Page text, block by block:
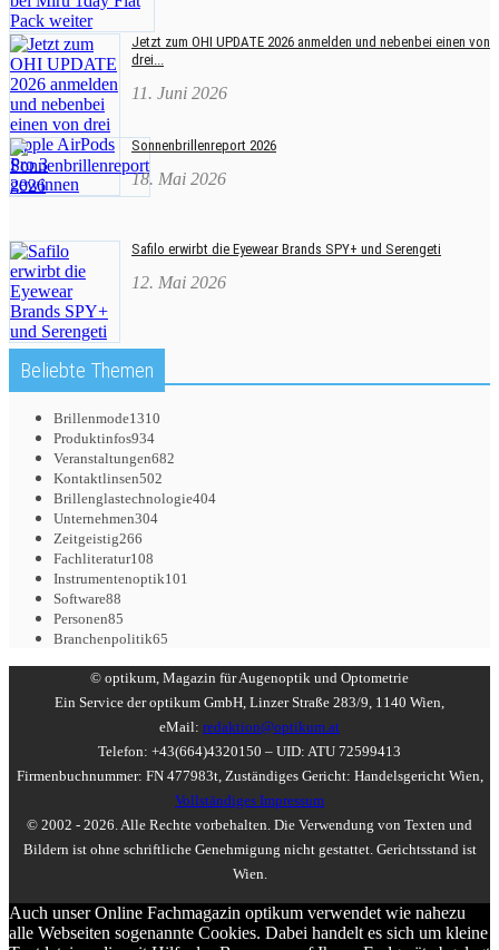
Jetzt zum OHI UPDATE 2026 anmelden und nebenbei einen von
drei...
11. Juni 2026
Sonnenbrillenreport 2026
18. Mai 2026
Safilo erwirbt die Eyewear Brands SPY+ und Serengeti
12. Mai 2026
Beliebte Themen
Brillenmode1310
Produktinfos934
Veranstaltungen682
Kontaktlinsen502
Brillenglastechnologie404
Unternehmen304
Zeitgeistig266
Fachliteratur108
Instrumentenoptik101
Software88
Personen85
Branchenpolitik65
© optikum, Magazin für Augenoptik und Optometrie
Ein Service der optikum GmbH, Linzer Straße 283/9, 1140 Wien,
eMail: redaktion@optikum.at
Telefon: +43(664)4320150 – UID: ATU 72599413
Firmenbuchnummer: FN 477983t, Zuständiges Gericht: Handelsgericht Wien,
Vollständiges Impressum
© 2002 - 2026. Alle Rechte vorbehalten. Die Verwendung von Texten und
Bildern ist ohne schriftliche Genehmigung nicht gestattet. Gerichtsstand ist
Wien.
Auch unser Online Fachmagazin optikum verwendet wie nahezu
alle Webseiten sogenannte Cookies. Dabei handelt es sich um kleine